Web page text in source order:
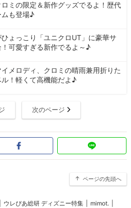
ミの限定＆新作グッズでるよ！歴代
も登場♪
ょっこり「ユニクロUT」に豪華サ
可愛すぎる新作でるよ～♪
メロディ、クロミの晴雨兼用折りた
！軽くて高機能だよ♪
次のページ
ページの先頭へ
ウレぴあ総研 ディズニー特集 mimot.